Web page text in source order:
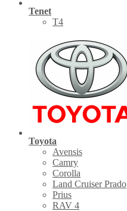
Tenet
Т4
Toyota
Avensis
Camry
Corolla
Land Cruiser Prado
Prius
RAV 4